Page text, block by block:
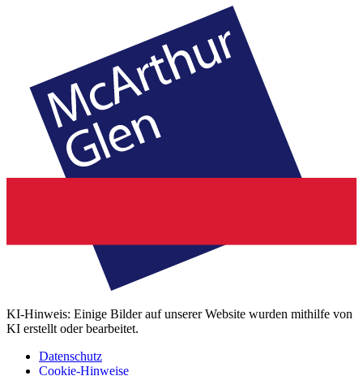
KI-Hinweis: Einige Bilder auf unserer Website wurden mithilfe von
KI erstellt oder bearbeitet.
Datenschutz
Cookie-Hinweise